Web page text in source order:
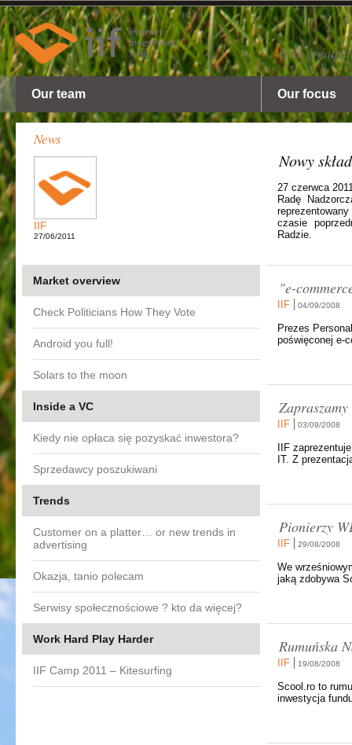
Our
Our team Our focus
News
IIF
27/06/2011
Nowy
27 czerwca
Radę
czasie
Radzie.
Market overview
Check Politicians How They Vote
Android you full!
Solars to the moon
Inside a VC
Kiedy nie opłaca się pozyskać inwestora?
Sprzedawcy poszukiwani
Trends
Customer on a platter… or new trends in
advertising
Okazja, tanio polecam
Serwisy społecznościowe ? kto da więcej?
Work Hard Play Harder
IIF Camp 2011 – Kitesurfing
"e-
IIF 04/09/2008
Prezes
poświęconej e-
IIF 03/09/2008
IIF
IT. Z
Pionierzy
IIF 29/08/2008
We
jaką zdobywa
Rumuńska
IIF 19/08/2008
Scool.ro to
inwestycja